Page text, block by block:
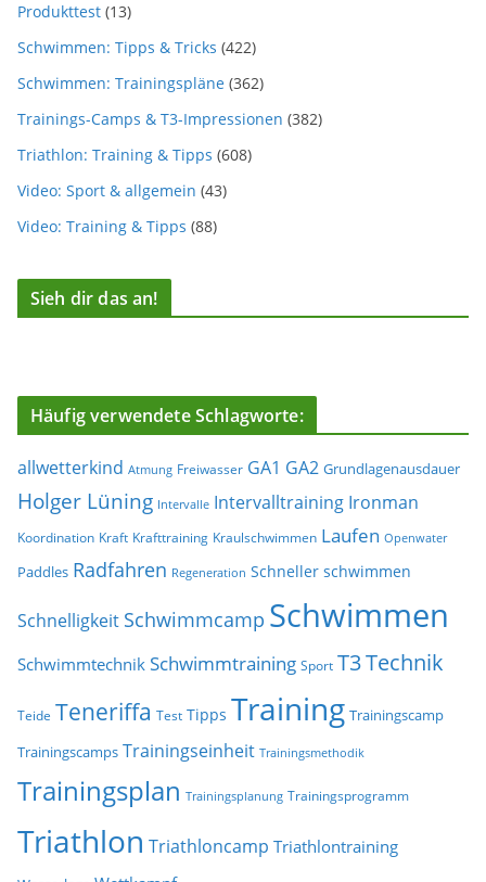
Produkttest (13)
Schwimmen: Tipps & Tricks (422)
Schwimmen: Trainingspläne (362)
Trainings-Camps & T3-Impressionen (382)
Triathlon: Training & Tipps (608)
Video: Sport & allgemein (43)
Video: Training & Tipps (88)
Sieh dir das an!
Häufig verwendete Schlagworte:
allwetterkind Atmung Freiwasser GA1 GA2 Grundlagenausdauer
Holger Lüning Intervalle Intervalltraining Ironman
Koordination Kraft Krafttraining Kraulschwimmen Laufen Openwater
Paddles Radfahren Regeneration Schneller schwimmen
Schnelligkeit Schwimmcamp Schwimmen
Schwimmtechnik Schwimmtraining Sport T3Technik
Teide Teneriffa Test Tipps Training Trainingscamp
Trainingscamps Trainingseinheit Trainingsmethodik
Trainingsplan Trainingsplanung Trainingsprogramm
Triathlon Triathloncamp Triathlontraining